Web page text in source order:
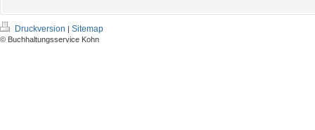
Druckversion | Sitemap
© Buchhaltungsservice Kohn